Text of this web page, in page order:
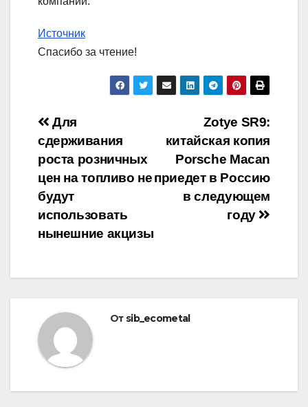
Источник
Спасибо за чтение!
Навигация
по
записям
Zotye SR9:
китайская копия
Porsche Macan
приедет в Россию
в следующем
году
Для
сдерживания
роста розничных
цен на топливо не
будут
использовать
нынешние акцизы
От sib_ecometal